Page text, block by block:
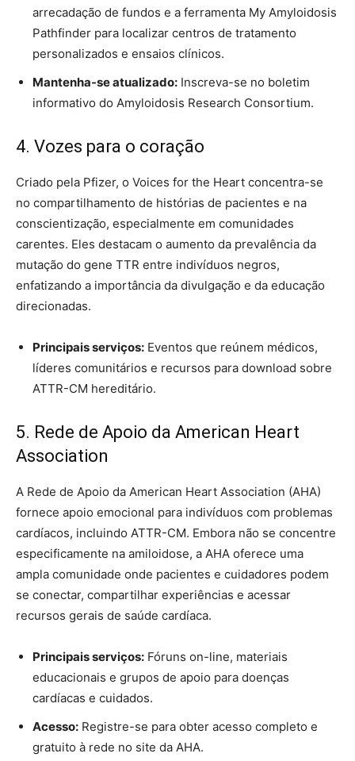
arrecadação de fundos e a ferramenta My Amyloidosis
Pathfinder para localizar centros de tratamento
personalizados e ensaios clínicos.
Mantenha-se atualizado: Inscreva-se no boletim
informativo do Amyloidosis Research Consortium.
4. Vozes para o coração
Criado pela Pfizer, o Voices for the Heart concentra-se
no compartilhamento de histórias de pacientes e na
conscientização, especialmente em comunidades
carentes. Eles destacam o aumento da prevalência da
mutação do gene TTR entre indivíduos negros,
enfatizando a importância da divulgação e da educação
direcionadas.
Principais serviços: Eventos que reúnem médicos,
líderes comunitários e recursos para download sobre
ATTR-CM hereditário.
5. Rede de Apoio da American Heart
Association
A Rede de Apoio da American Heart Association (AHA)
fornece apoio emocional para indivíduos com problemas
cardíacos, incluindo ATTR-CM. Embora não se concentre
especificamente na amiloidose, a AHA oferece uma
ampla comunidade onde pacientes e cuidadores podem
se conectar, compartilhar experiências e acessar
recursos gerais de saúde cardíaca.
Principais serviços: Fóruns on-line, materiais
educacionais e grupos de apoio para doenças
cardíacas e cuidados.
Acesso: Registre-se para obter acesso completo e
gratuito à rede no site da AHA.